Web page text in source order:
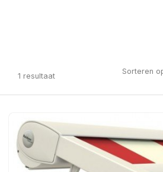
1 resultaat Sorteren